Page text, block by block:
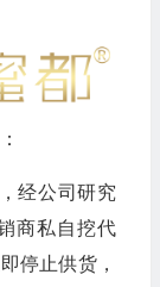
经公司研究
商私自挖代
停止供货，